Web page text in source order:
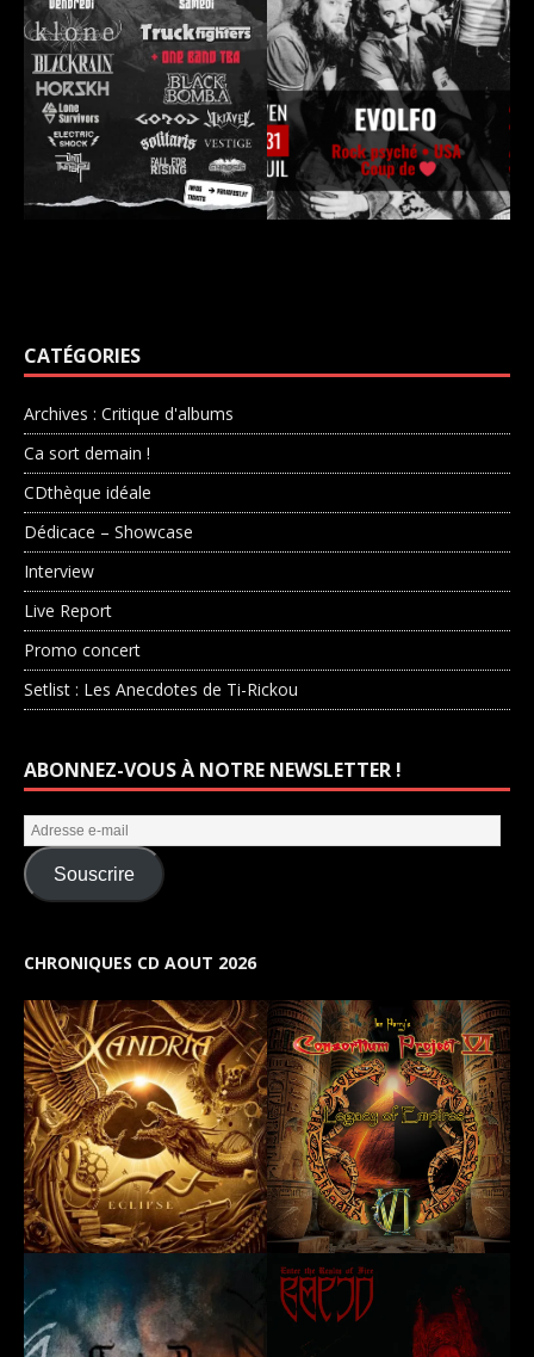
CATÉGORIES
Archives : Critique d'albums
Ca sort demain !
CDthèque idéale
Dédicace – Showcase
Interview
Live Report
Promo concert
Setlist : Les Anecdotes de Ti-Rickou
ABONNEZ-VOUS À NOTRE NEWSLETTER !
Souscrire
CHRONIQUES CD AOUT 2026